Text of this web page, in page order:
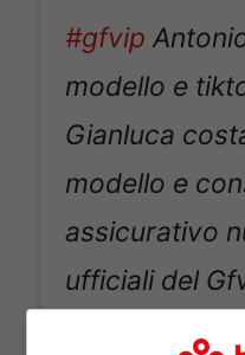
#gfvip
modello e
Gianluca
modello e
assicurativo
ufficiali del